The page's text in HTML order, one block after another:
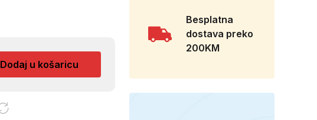
Dodaj u košaricu
Besplatna
dostava preko
200KM